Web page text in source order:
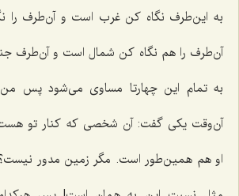
به این‌طرف نگاه کن غرب است و آن‌طرف را
آن‌طرف را هم نگاه کن شمال است و آن‌طرف
به تمام این چهارتا مساوی می‌شود پس
آن‌وقت یکی گفت: آن شخصی که کنار تو
او هم همین‌طور است. مگر زمین مدور